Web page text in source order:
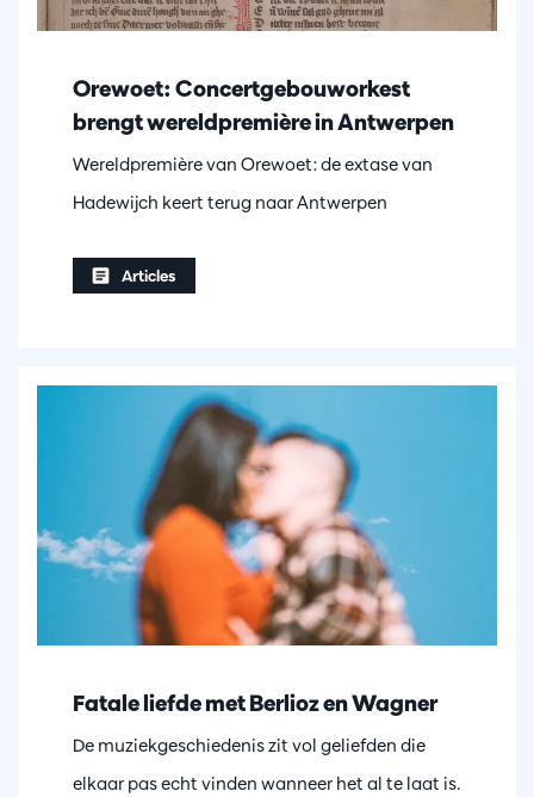
Orewoet: Concertgebouworkest
brengt wereldpremière in Antwerpen
Wereldpremière van Orewoet: de extase van
Hadewijch keert terug naar Antwerpen
Articles
Fatale liefde met Berlioz en Wagner
De muziekgeschiedenis zit vol geliefden die
elkaar pas echt vinden wanneer het al te laat is.